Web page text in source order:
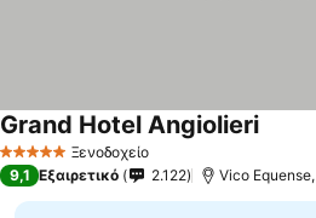
5 Αστέρια Ξενοδοχείο
Grand Hotel Angiolieri
9,1 Εξαιρετικό 2.122 Vico